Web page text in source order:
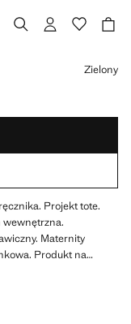
Zielony
Projekt tote.
wewnętrzna.
Maternity
Produkt na